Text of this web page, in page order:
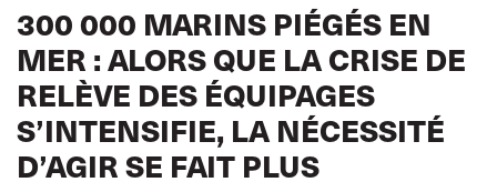
300 000 MARINS PIÉGÉS EN
MER : ALORS QUE LA CRISE DE
RELÈVE DES ÉQUIPAGES
S’INTENSIFIE, LA NÉCESSITÉ
D’AGIR SE FAIT PLUS